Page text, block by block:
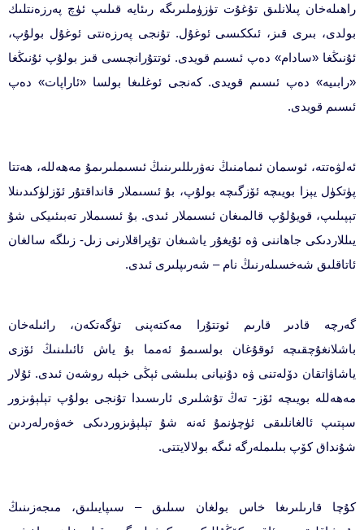
راھىلەخان پىلانلىق تۇغۇت تۈزۈملىرىگە رىئايە قىلىپ ئۈچ پەرزەنتلىك
بولدى، بىرى قىز، ئىككىسى ئوغۇل. تۇنجى پەرزەنتى ئوغۇل بولۇپ،
ئۇنىڭغا «سادام» دەپ ئىسىم قويدى. ئوتتۇرانچىسى قىز بولۇپ ئۇنىڭغا
«رابىيە» دەپ ئىسىم قويدى. كەنجى ئوغلىغا بولسا «ئاراپات» دەپ
ئىسىم قويدى.
ئەلۋەتتە، ئوسمان ئىمامنىڭ نەۋرىللىرىنىڭ ئىسىملىرىمۇ مەھەللە، ھەتتا
پۈتكۈل يېزا بويىچە ئۆزگىچە بولۇپ، بۇ ئىسىملار قانداقتۇر ئۆزلۈكىدىنلا
تېپىلىپ، قويۇلۇپ قالمىغان ئىسىملار ئىدى. بۇ ئىسىملار تەبىئىيكى شۇ
يىللاردىكى جاھاننى ۋە ئۇيغۇر ياشىغان تۇپراقلارنى زىل- زىلگە سالغان
ئاتاقلىق شەخسىلەرنىڭ نام – شەرىپلىرى ئىدى.
گەرچە قادىر قارىم ئوتتۇرا مەكتەپنى تۈگەتكەن، رائىلەخان
باشلانغۇچقىچە ئوقۇغان بولسىمۇ ئەمما بۇ ياش ئائىلىنىڭ ئۆزى
ياشاۋاتقان دۆلەتنى ۋە دۇنيانى بىلىشى ئېڭى خېلە روشەن ئىدى. ئۇلار
مەھەللە بويىچە ئۆز- تەڭ تۇشلىرى ئارىسىدا تۇنجى بولۇپ تېلېۋىزور
سېتىپ ئالغانلىقى ئۈچۈنمۇ ئەنە شۇ تېلېۋىزوردىكى خەۋەرلەردىن
شۇنداق كۆپ بىلىملەرگە ئىگە بولالايتتى.
كۇچا قارىلىرىغا خاس بولغان سىلىق – سىپايىلىق، مىجەزىنىڭ